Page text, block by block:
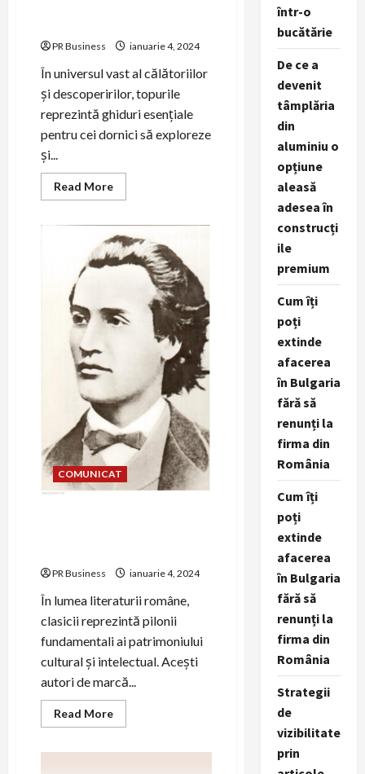
PR Business ianuarie 4, 2024
În universul vast al călătoriilor
și descoperirilor, topurile
reprezintă ghiduri esențiale
pentru cei dornici să exploreze
și...
Read MoreRead
more
România
–
Top
Obiective
Turistice,
Personalități
COMUNICAT
PR Business ianuarie 4, 2024
În lumea literaturii române,
clasicii reprezintă pilonii
fundamentali ai patrimoniului
cultural și intelectual. Acești
autori de marcă...
Read MoreRead
more
într-o
bucătărie
De ce a
devenit
tâmplăria
din
aluminiu o
opțiune
aleasă
adesea în
construcți
ile
premium
Cum îți
poți
extinde
afacerea
în Bulgaria
fără să
renunți la
firma din
România
Cum îți
poți
extinde
afacerea
în Bulgaria
fără să
renunți la
firma din
România
Strategii
de
vizibilitate
prin